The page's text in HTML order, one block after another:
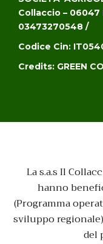
Collaccio – 06047
03473270548 /
Codice Cin:
Credits: GREEN
La s.a.s Il
hanno
(Programma
sviluppo
del